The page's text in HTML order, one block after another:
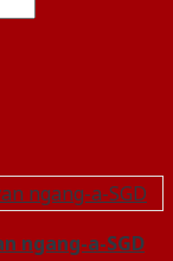
ngang-a-SGD